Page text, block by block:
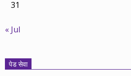
31
« Jul
पेड सेवा